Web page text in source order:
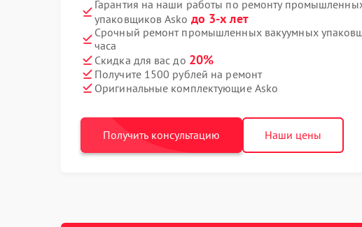
Гарантия на наши работы по ремонту
упаковщиков Asko до 3-х лет
Срочный ремонт промышленных вакуумных
часа
Скидка для вас до 20%
Получите 1500 рублей на ремонт
Оригинальные комплектующие Asko
Получить консультацию Наши цены